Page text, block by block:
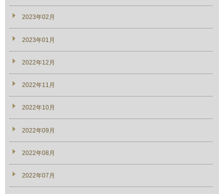
2023年02月
2023年01月
2022年12月
2022年11月
2022年10月
2022年09月
2022年08月
2022年07月